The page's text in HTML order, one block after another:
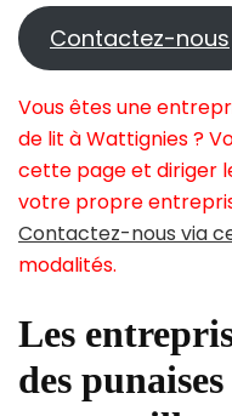
Contactez-nous
Vous êtes une
de lit à Wattignies ?
cette page et diriger
votre propre
Contactez-nous via
modalités.
Les
des